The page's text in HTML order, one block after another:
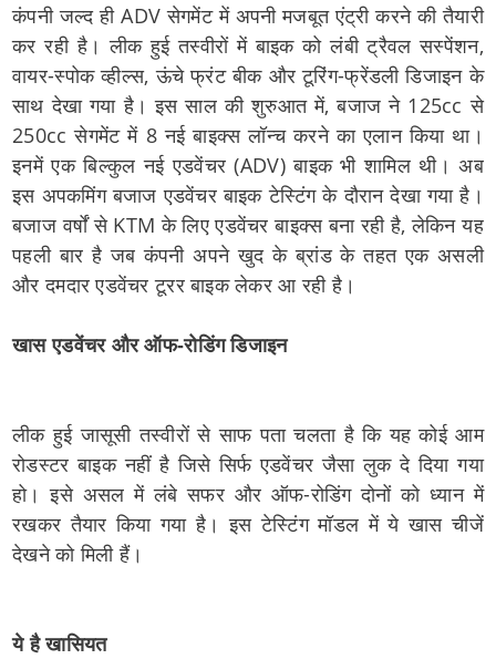
कंपनी जल्द ही ADV सेगमेंट में अपनी मजबूत एंट्री करने की तैयारी
कर रही है। लीक हुई तस्वीरों में बाइक को लंबी ट्रैवल सस्पेंशन,
वायर-स्पोक व्हील्स, ऊंचे फ्रंट बीक और टूरिंग-फ्रेंडली डिजाइन के
साथ देखा गया है। इस साल की शुरुआत में, बजाज ने 125cc से
250cc सेगमेंट में 8 नई बाइक्स लॉन्च करने का एलान किया था।
इनमें एक बिल्कुल नई एडवेंचर (ADV) बाइक भी शामिल थी। अब
इस अपकमिंग बजाज एडवेंचर बाइक टेस्टिंग के दौरान देखा गया है।
बजाज वर्षों से KTM के लिए एडवेंचर बाइक्स बना रही है, लेकिन यह
पहली बार है जब कंपनी अपने खुद के ब्रांड के तहत एक असली
और दमदार एडवेंचर टूरर बाइक लेकर आ रही है।
खास एडवेंचर और ऑफ-रोडिंग डिजाइन
लीक हुई जासूसी तस्वीरों से साफ पता चलता है कि यह कोई आम
रोडस्टर बाइक नहीं है जिसे सिर्फ एडवेंचर जैसा लुक दे दिया गया
हो। इसे असल में लंबे सफर और ऑफ-रोडिंग दोनों को ध्यान में
रखकर तैयार किया गया है। इस टेस्टिंग मॉडल में ये खास चीजें
देखने को मिली हैं।
ये है खासियत